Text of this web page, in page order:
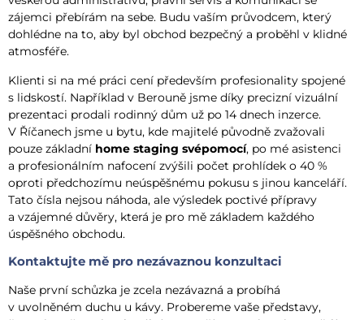
zájemci přebírám na sebe. Budu vaším průvodcem, který
dohlédne na to, aby byl obchod bezpečný a proběhl v klidné
atmosféře.
Klienti si na mé práci cení především profesionality spojené
s lidskostí. Například v Berouně jsme díky precizní vizuální
prezentaci prodali rodinný dům už po 14 dnech inzerce.
V Říčanech jsme u bytu, kde majitelé původně zvažovali
pouze základní home staging svépomocí, po mé asistenci
a profesionálním nafocení zvýšili počet prohlídek o 40 %
oproti předchozímu neúspěšnému pokusu s jinou kanceláří.
Tato čísla nejsou náhoda, ale výsledek poctivé přípravy
a vzájemné důvěry, která je pro mě základem každého
úspěšného obchodu.
Kontaktujte mě pro nezávaznou konzultaci
Naše první schůzka je zcela nezávazná a probíhá
v uvolněném duchu u kávy. Probereme vaše představy,